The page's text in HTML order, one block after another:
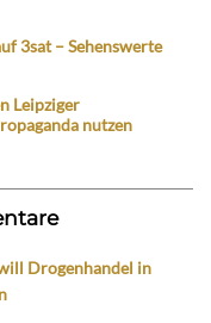
3sat – Sehenswerte
Leipziger
nutzen
Drogenhandel in